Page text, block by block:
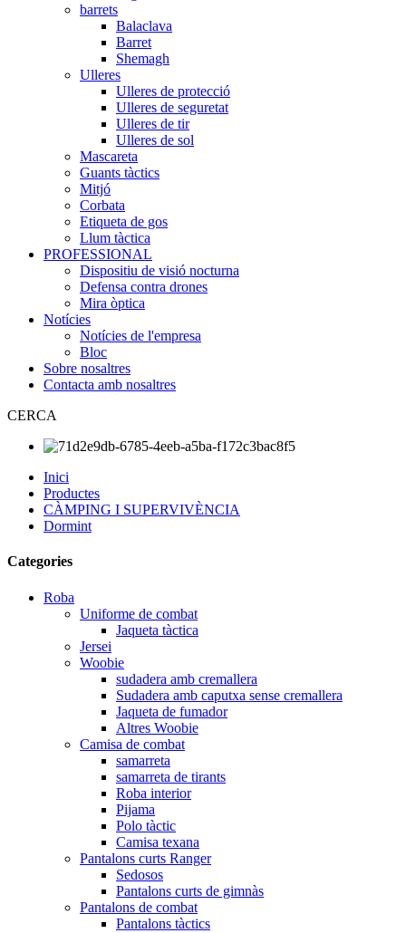
barrets
Balaclava
Barret
Shemagh
Ulleres
Ulleres de protecció
Ulleres de seguretat
Ulleres de tir
Ulleres de sol
Mascareta
Guants tàctics
Mitjó
Corbata
Etiqueta de gos
Llum tàctica
PROFESSIONAL
Dispositiu de visió nocturna
Defensa contra drones
Mira òptica
Notícies
Notícies de l'empresa
Bloc
Sobre nosaltres
Contacta amb nosaltres
CERCA
Inici
Productes
CÀMPING I SUPERVIVÈNCIA
Dormint
Categories
Roba
Uniforme de combat
Jaqueta tàctica
Jersei
Woobie
sudadera amb cremallera
Sudadera amb caputxa sense cremallera
Jaqueta de fumador
Altres Woobie
Camisa de combat
samarreta
samarreta de tirants
Roba interior
Pijama
Polo tàctic
Camisa texana
Pantalons curts Ranger
Sedosos
Pantalons curts de gimnàs
Pantalons de combat
Pantalons tàctics